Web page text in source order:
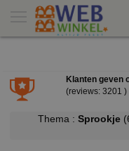
Klanten geven
(reviews: 3201 )
Thema : Sprookje